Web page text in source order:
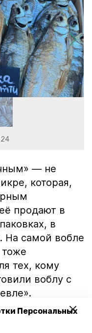
Персональных
— не
которая,
продают в
в
На самой вобле
тоже
тех, кому
воблу с